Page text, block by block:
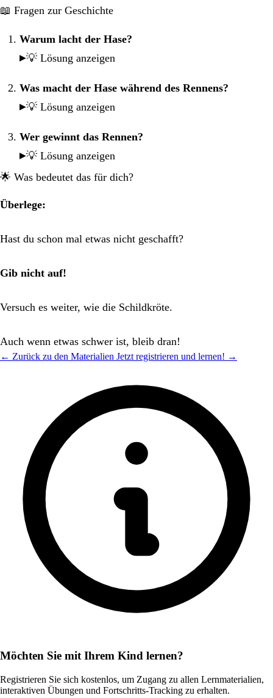
📖 Fragen zur Geschichte
Warum lacht der Hase?
💡 Lösung anzeigen
Was macht der Hase während des Rennens?
💡 Lösung anzeigen
Wer gewinnt das Rennen?
💡 Lösung anzeigen
🌟 Was bedeutet das für dich?
Überlege:
Hast du schon mal etwas nicht geschafft?
Gib nicht auf!
Versuch es weiter, wie die Schildkröte.
Auch wenn etwas schwer ist, bleib dran!
← Zurück zu den Materialien Jetzt registrieren und lernen! →
Möchten Sie mit Ihrem Kind lernen?
Registrieren Sie sich kostenlos, um Zugang zu allen Lernmaterialien,
interaktiven Übungen und Fortschritts-Tracking zu erhalten.